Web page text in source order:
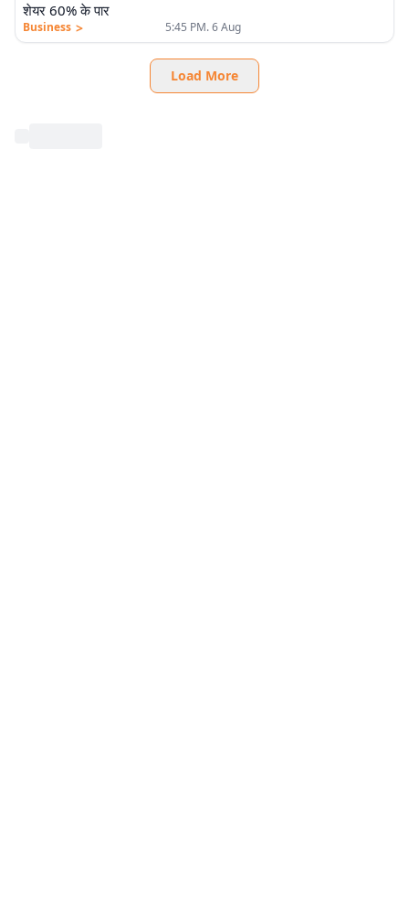
शेयर 60% के पार
Business > 5:45 PM. 6 Aug
Load More